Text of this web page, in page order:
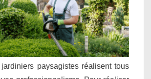
paysagistes réalisent tous